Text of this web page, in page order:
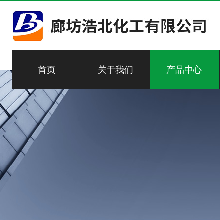
首页 关于我们 产品中心